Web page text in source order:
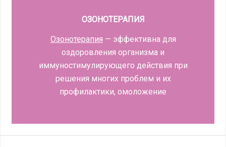
ОЗОНОТЕРАПИЯ
Озонотерапия — эффективна для
оздоровления организма и
иммуностимулирующего действия при
решения многих проблем и их
профилактики, омоложение